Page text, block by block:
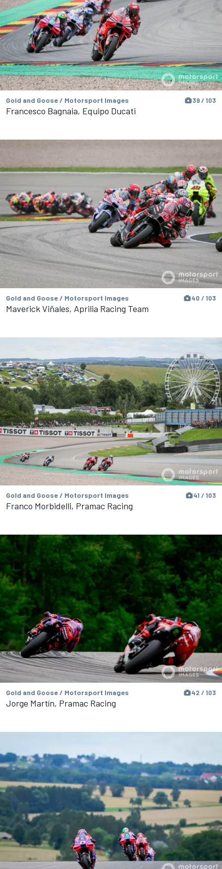
Gold and Goose / Motorsport Images 39 / 103
Francesco Bagnaia, Equipo Ducati
Gold and Goose / Motorsport Images 40 / 103
Maverick Viñales, Aprilia Racing Team
Gold and Goose / Motorsport Images 41 / 103
Franco Morbidelli, Pramac Racing
Gold and Goose / Motorsport Images 42 / 103
Jorge Martín, Pramac Racing